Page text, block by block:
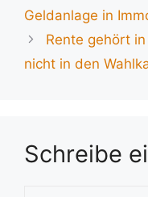
Geldanlage in
Rente gehört
nicht in den
Schreibe